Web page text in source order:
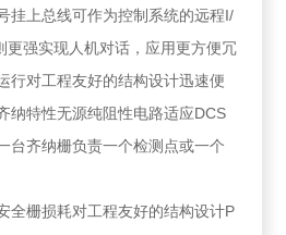
挂上总线可作为控制系统的远程I/
更强实现人机对话，应用更方便冗
行对工程友好的结构设计迅速便
纳特性无源纯阻性电路适应DCS
台齐纳栅负责一个检测点或一个
全栅损耗对工程友好的结构设计P